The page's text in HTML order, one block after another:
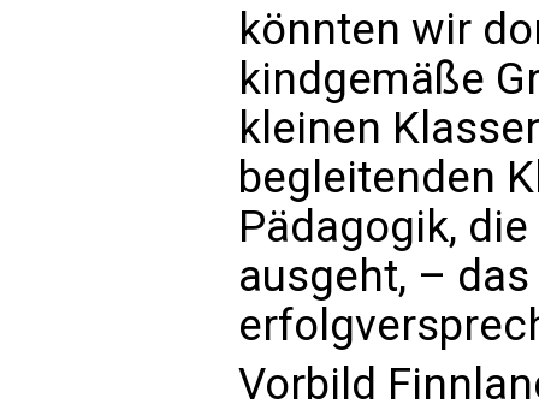
könnten wir
kindgemäße
kleinen
begleitenden
Pädagogik,
ausgeht, –
Vorbild